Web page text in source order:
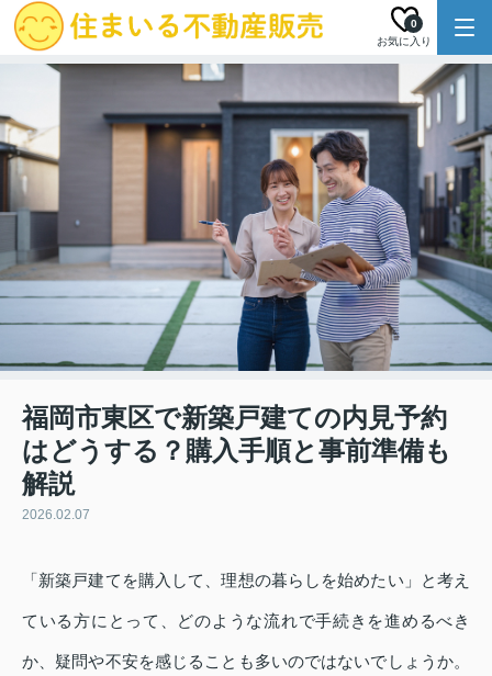
お気に入り
0
福岡市東区で新築戸建ての内見予約
はどうする？購入手順と事前準備も
解説
2026.02.07
「新築戸建てを購入して、理想の暮らしを始めたい」と考え
ている方にとって、どのような流れで手続きを進めるべき
か、疑問や不安を感じることも多いのではないでしょうか。